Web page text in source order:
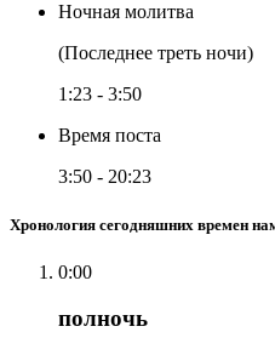
Ночная молитва
(Последнее треть ночи)
1:23 - 3:50
Время поста
3:50 - 20:23
Хронология сегодняшних времен
0:00
полночь